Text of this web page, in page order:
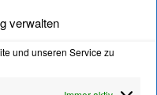
verwalten
und unseren Service zu